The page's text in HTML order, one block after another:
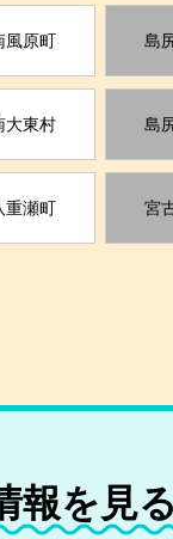
風原町 島
大東村 島
重瀬町 宮
報を見る